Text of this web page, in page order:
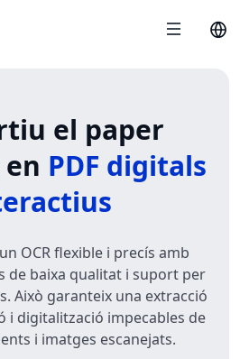
el paper
PDF digitals
OCR flexible i precís amb
de baixa qualitat i suport per
Això garanteix una extracció
i digitalització impecables de
i imatges escanejats.